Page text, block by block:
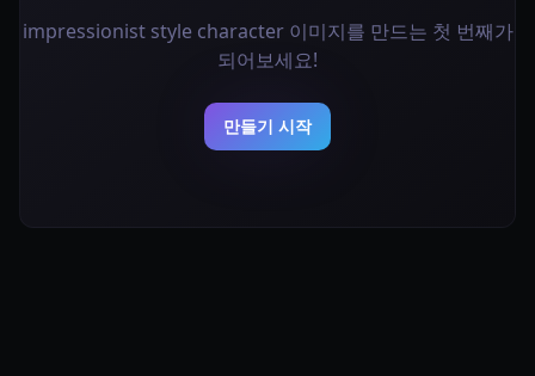
impressionist style character 이미지를 만드는 첫 번째가
되어보세요!
만들기 시작